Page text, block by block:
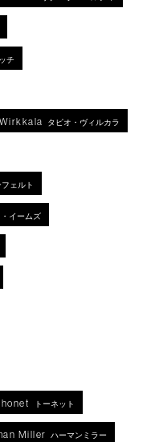
チ
タピオ・ヴィルカラ
ェルト
イームズ
トーネット
Miller ハーマンミラー